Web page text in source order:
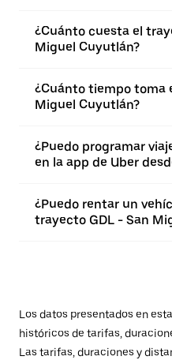
¿Cuánto cuesta el
Miguel Cuyutlán?
¿Cuánto tiempo toma
Miguel Cuyutlán?
¿Puedo programar
en la app de Uber
¿Puedo rentar un
trayecto GDL - San
Los datos presentados en
históricos de tarifas,
Las tarifas, duraciones y